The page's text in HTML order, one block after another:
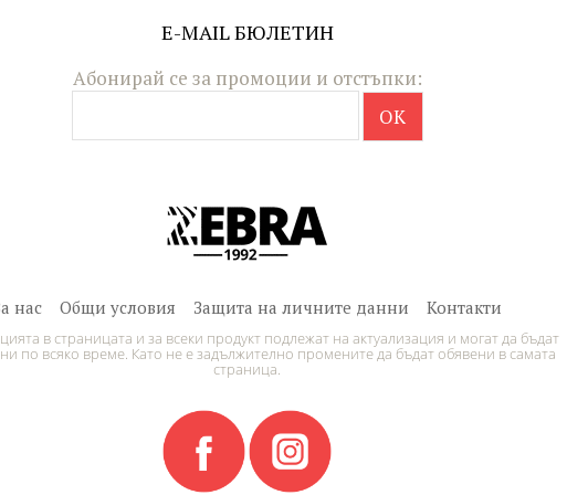
E-MAIL БЮЛЕТИН
Абонирай се за промоции и отстъпки:
нас Общи условия Защита на личните данни Контакти
в страницата и за всеки продукт подлежат на актуализация и могат да бъдат
по всяко време. Като не е задължително промените да бъдат обявени в самата
страница.